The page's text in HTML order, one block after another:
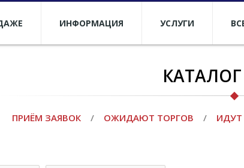
ИНФОРМАЦИЯ УСЛУГИ
ПРИЁМ ЗАЯВОК / ОЖИДАЮТ ТОРГОВ / ИДУТ